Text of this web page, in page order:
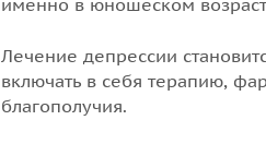
именно в юношеском
Лечение депрессии
включать в себя терапию,
благополучия.